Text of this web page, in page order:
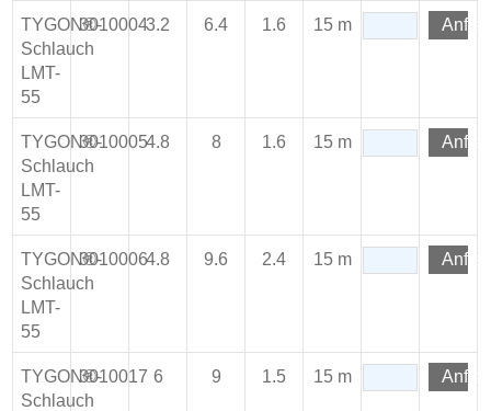
TYGON®-
Schlauch
LMT-
55
30100043.2 6.4 1.6 15 m
TYGON®-
Schlauch
LMT-
55
30100054.8 8 1.6 15 m
TYGON®-
Schlauch
LMT-
55
30100064.8 9.6 2.4 15 m
TYGON®-
Schlauch
3010017 6 9 1.5 15 m